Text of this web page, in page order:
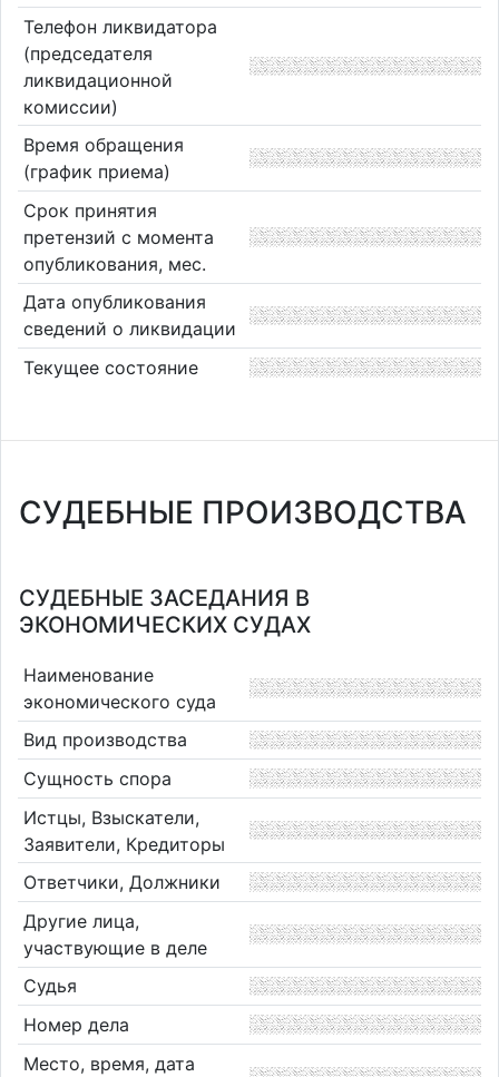
Телефон ликвидатора
(председателя
ликвидационной
комиссии)
Время обращения
(график приема)
Срок принятия
претензий с момента
опубликования, мес.
Дата опубликования
сведений о ликвидации
Текущее состояние
СУДЕБНЫЕ ПРОИЗВОДСТВА
СУДЕБНЫЕ ЗАСЕДАНИЯ В
ЭКОНОМИЧЕСКИХ СУДАХ
Наименование
экономического суда
Вид производства
Сущность спора
Истцы, Взыскатели,
Заявители, Кредиторы
Ответчики, Должники
Другие лица,
участвующие в деле
Судья
Номер дела
Место, время, дата